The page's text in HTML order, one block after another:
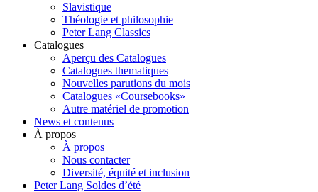
Slavistique
Théologie et philosophie
Peter Lang Classics
Catalogues
Aperçu des Catalogues
Catalogues thematiques
Nouvelles parutions du mois
Catalogues «Coursebooks»
Autre matériel de promotion
News et contenus
À propos
À propos
Nous contacter
Diversité, équité et inclusion
Peter Lang Soldes d’été